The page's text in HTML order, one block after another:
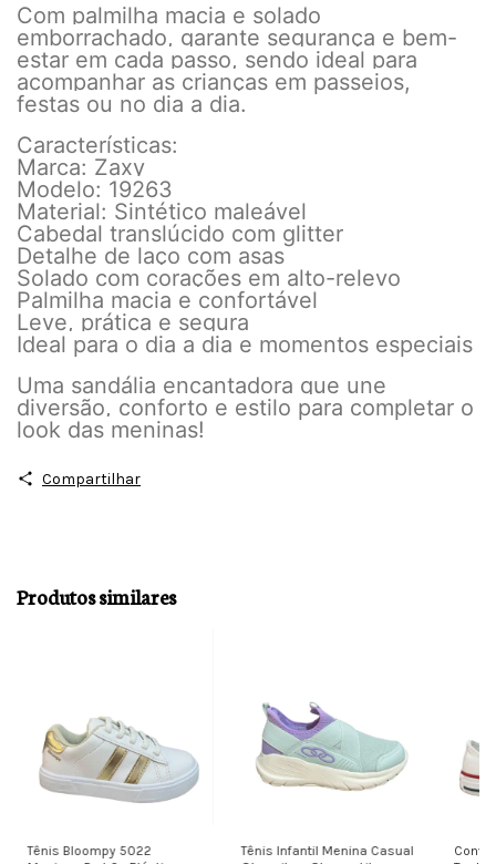
Com palmilha macia e solado
emborrachado, garante segurança e bem-
estar em cada passo, sendo ideal para
acompanhar as crianças em passeios,
festas ou no dia a dia.
Características:
Marca: Zaxy
Modelo: 19263
Material: Sintético maleável
Cabedal translúcido com glitter
Detalhe de laço com asas
Solado com corações em alto-relevo
Palmilha macia e confortável
Leve, prática e segura
Ideal para o dia a dia e momentos especiais
Uma sandália encantadora que une
diversão, conforto e estilo para completar o
look das meninas!
Compartilhar
Produtos similares
Tênis Bloompy 5022
Tênis Infantil Menina Casual